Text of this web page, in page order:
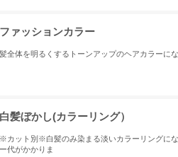
ファッションカラー
髪全体を明るくするトーンアップのヘアカラー
白髪ぼかし(カラーリング）
※カット別※白髪のみ染まる淡いカラーリングに
ー代がかかりま